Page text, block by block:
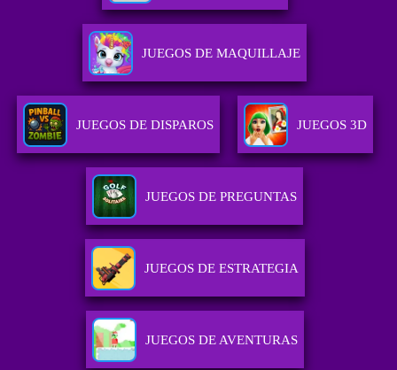
JUEGOS DE MAQUILLAJE
JUEGOS DE DISPAROS JUEGOS 3D
JUEGOS DE PREGUNTAS
JUEGOS DE ESTRATEGIA
JUEGOS DE AVENTURAS